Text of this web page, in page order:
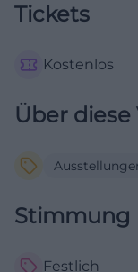
Tickets
Kostenlos
Über
Stimmung
Festlich